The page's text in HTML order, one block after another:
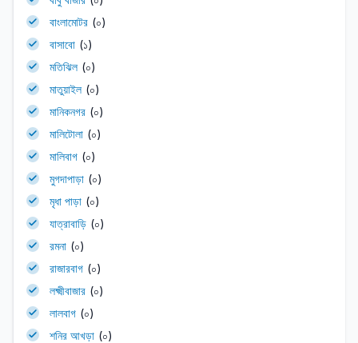
বাংলামোটর (০)
বাসাবো (১)
মতিঝিল (০)
মাতুয়াইল (০)
মানিকনগর (০)
মালিটোলা (০)
মালিবাগ (০)
মুগদাপাড়া (০)
মৃধা পাড়া (০)
যাত্রাবাড়ি (০)
রমনা (০)
রাজারবাগ (০)
লক্ষ্মীবাজার (০)
লালবাগ (০)
শনির আখড়া (০)